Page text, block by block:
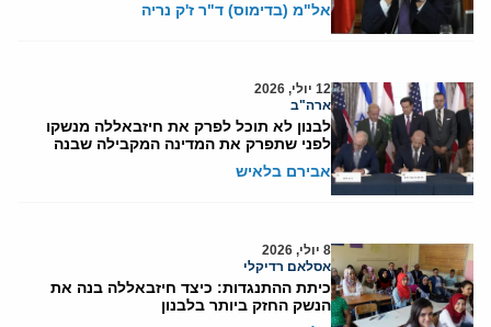
אל"מ (בדימוס) ד"ר ז'ק נריה
12 יולי, 2026
ארה"ב
לבנון לא תוכל לפרק את חיזבאללה מנשקו
לפני שתפרק את המדינה המקבילה שבנה
אבירם בלאיש
8 יולי, 2026
אסלאם רדיקלי
כיתת ההתנגדות: כיצד חיזבאללה בנה את
הנשק החזק ביותר בלבנון